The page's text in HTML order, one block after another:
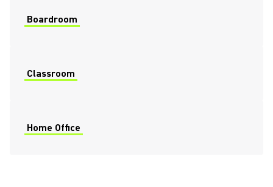
Boardroom
Classroom
Home Office